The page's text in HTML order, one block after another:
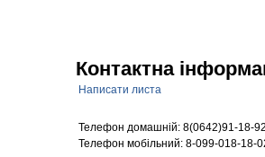
Контактна
Написати листа
Телефон домашній: 8(0642)91-18-
Телефон мобільний: 8-099-018-18-